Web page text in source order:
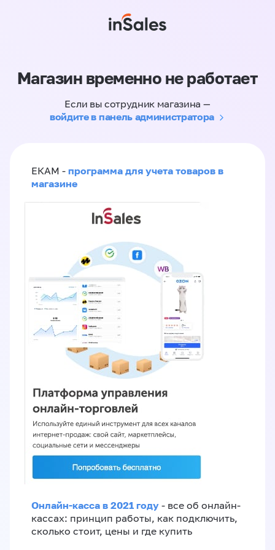
Магазин временно не работает
Если вы сотрудник магазина —
войдите в панель администратора
ЕКАМ - программа для учета товаров в
магазине
Онлайн-касса в 2021 году - все об онлайн-
кассах: принцип работы, как подключить,
сколько стоит, цены и где купить